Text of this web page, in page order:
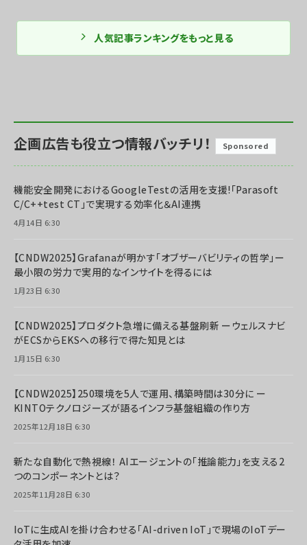
人気記事ランキングをもっと見る
企画広告も役立つ情報バッチリ！ Sponsored
機能安全開発におけるGoogleTestの活用を支援!「Parasoft
C/C++test CT」で実現する効率化＆AI連携
4月14日 6:30
【CNDW2025】Grafanaが明かす「オブザーバビリティの哲学」ー
最小限の労力で実用的なインサイトを得るには
1月23日 6:30
【CNDW2025】プロダクト急増に備える基盤刷新 ーウェルスナビ
がECSからEKSへの移行で得た知見とは
1月15日 6:30
【CNDW2025】250環境を5人で運用、構築時間は30分に ー
KINTOテクノロジーズが語るインフラ基盤組織の作り方
2025年12月18日 6:30
新たな自動化で熱視線！ AIエージェントの「推論能力」を支える2
つのコンポーネントとは？
2025年11月28日 6:30
IoTに生成AIを掛け合わせる「AI-driven IoT」で現場のIoTデー